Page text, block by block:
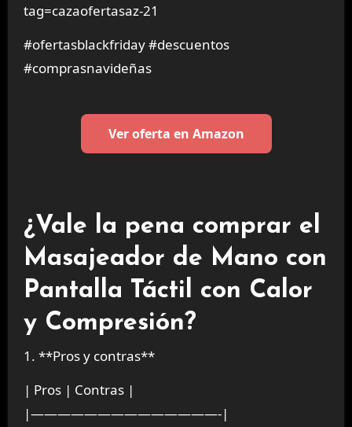
tag=cazaofertasaz-21
#ofertasblackfriday #descuentos
#comprasnavideñas
Ver oferta en Amazon
¿Vale la pena comprar el
Masajeador de Mano con
Pantalla Táctil con Calor
y Compresión?
1. **Pros y contras**
| Pros | Contras |
|——————————————-|